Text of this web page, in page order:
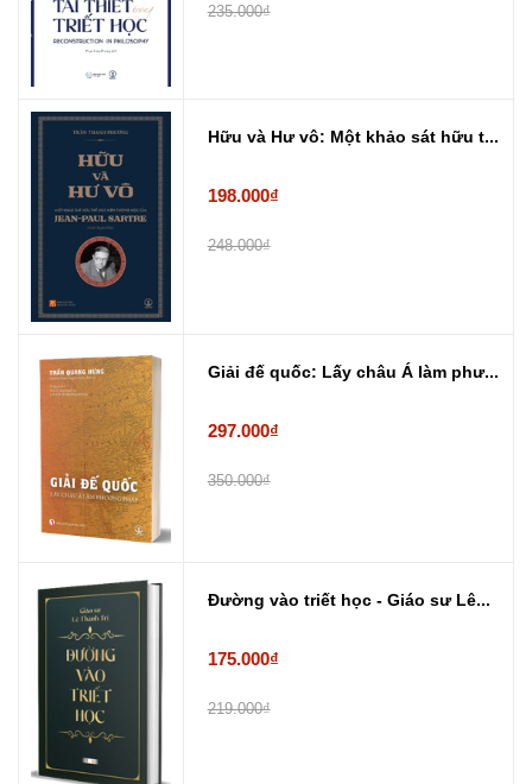
235.000₫
Hữu và Hư vô: Một khảo sát hữu t...
198.000₫
248.000₫
Giải đế quốc: Lấy châu Á làm phư...
297.000₫
350.000₫
Đường vào triết học - Giáo sư Lê...
175.000₫
219.000₫